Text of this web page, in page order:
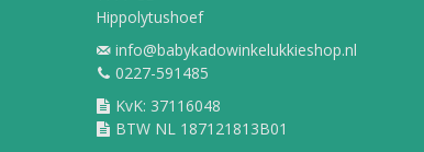
Hippolytushoef
info@babykadowinkelukkieshop.nl
0227-591485
KvK: 37116048
BTW NL 187121813B01